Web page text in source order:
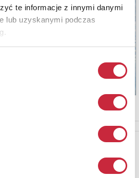
te informacje z innymi danymi
lub uzyskanymi podczas
o nowych aukcjach, prosimy podać